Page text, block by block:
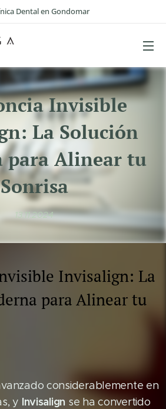
Dental en Gondomar
Invisible
La Solución
para Alinear tu
Sonrisa
13.11.2024
Invisalign: La
para Alinear tu
considerablemente en
y Invisalign se ha convertido